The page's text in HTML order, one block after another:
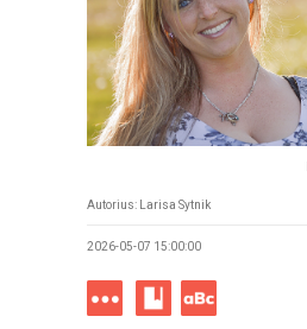
Autorius: Larisa Sytnik
2026-05-07 15:00:00